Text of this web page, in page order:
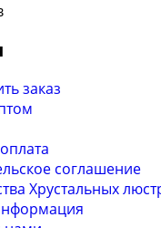
заказ
соглашение
Хрустальных